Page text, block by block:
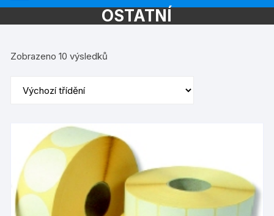
OSTATNÍ
Zobrazeno 10 výsledků